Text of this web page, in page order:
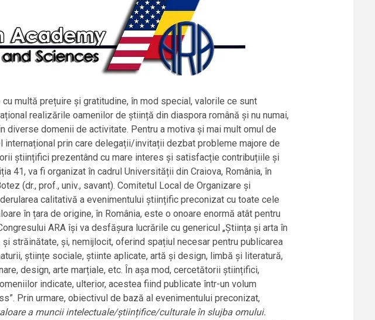
multă prețuire și gratitudine, în mod special, valorile ce sunt
realizările oamenilor de știință din diaspora română și nu numai,
domenii de activitate. Pentru a motiva și mai mult omul de
prin care delegații/invitații dezbat probleme majore de
științifici prezentând cu mare interes și satisfacție contribuțiile și
41, va fi organizat în cadrul Universității din Craiova, România, în
(dr., prof., univ., savant). Comitetul Local de Organizare și
calitativă a evenimentului științific preconizat cu toate cele
în țara de origine, în România, este o onoare enormă atât pentru
ARA își va desfășura lucrările cu genericul „Știința și arta în
străinătate, și, nemijlocit, oferind spațiul necesar pentru publicarea
științe sociale, știinte aplicate, artă și design, limbă și literatură,
design, arte marțiale, etc. În așa mod, cercetătorii științifici,
indicate, ulterior, acestea fiind publicate într-un volum
Prin urmare, obiectivul de bază al evenimentului preconizat,
a muncii intelectuale/științifice/culturale în slujba omului.